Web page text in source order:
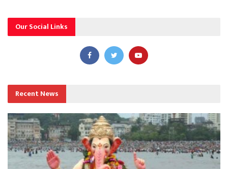
Our Social Links
Recent News